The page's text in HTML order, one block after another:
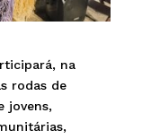
na
rodas de
jovens,